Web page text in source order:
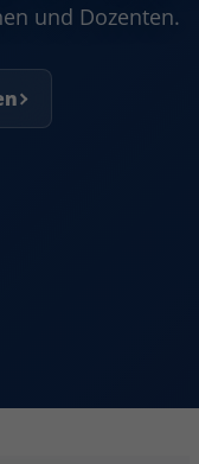
und Dozenten.